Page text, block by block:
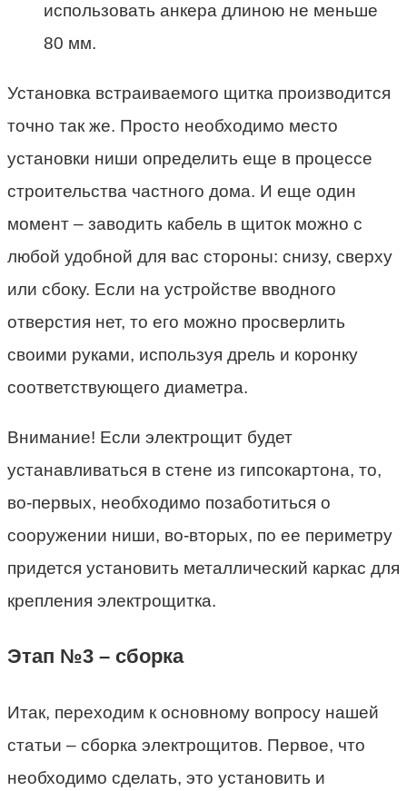
использовать анкера длиною не меньше
80 мм.
Установка встраиваемого щитка производится
точно так же. Просто необходимо место
установки ниши определить еще в процессе
строительства частного дома. И еще один
момент – заводить кабель в щиток можно с
любой удобной для вас стороны: снизу, сверху
или сбоку. Если на устройстве вводного
отверстия нет, то его можно просверлить
своими руками, используя дрель и коронку
соответствующего диаметра.
Внимание! Если электрощит будет
устанавливаться в стене из гипсокартона, то,
во-первых, необходимо позаботиться о
сооружении ниши, во-вторых, по ее периметру
придется установить металлический каркас для
крепления электрощитка.
Этап №3 – сборка
Итак, переходим к основному вопросу нашей
статьи – сборка электрощитов. Первое, что
необходимо сделать, это установить и